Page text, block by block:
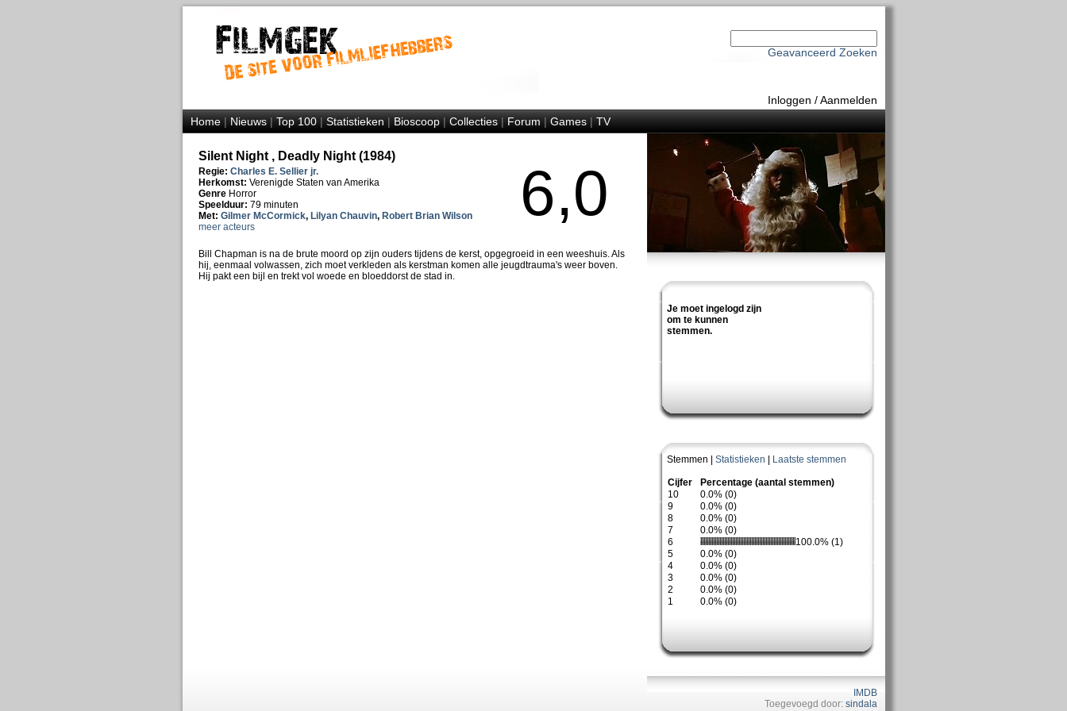
Geavanceerd Zoeken
Inloggen /Aanmelden
Home|Nieuws|Top 100|Statistieken|Bioscoop|Collecties|Forum|Games|TV
Je moet ingelogd zijn
om te kunnen
stemmen.
Stemmen | Statistieken Laatste stemmen
Cijfer
Percentage (aantal stemmen)
10
0.0% (0)
9
0.0% (0)
8
0.0% (0)
7
0.0% (0)
6
100.0% (1)
5
0.0% (0)
4
0.0% (0)
3
0.0% (0)
2
0.0% (0)
1
0.0% (0)
IMDB
Toegevoegd door: sindala
Silent Night , Deadly Night (1984)
Regie: Charles E. Sellier jr.
Herkomst: Verenigde Staten van Amerika
Genre Horror
Speelduur: 79 minuten
Met: Gilmer McCormick, Lilyan Chauvin, Robert Brian Wilson
meer acteurs
6,0
Bill Chapman is na de brute moord op zijn ouders tijdens de kerst, opgegroeid in een weeshuis. Als
hij, eenmaal volwassen, zich moet verkleden als kerstman komen alle jeugdtrauma's weer boven.
Hij pakt een bijl en trekt vol woede en bloeddorst de stad in.